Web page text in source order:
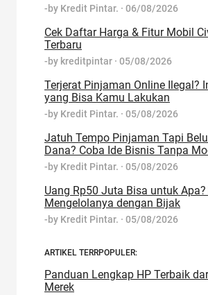
-by Kredit Pintar. · 06/08/2026
Cek Daftar Harga & Fitur Mobil
Terbaru
-by kreditpintar · 05/08/2026
Terjerat Pinjaman Online Ilegal?
yang Bisa Kamu Lakukan
-by Kredit Pintar. · 05/08/2026
Jatuh Tempo Pinjaman Tapi
Dana? Coba Ide Bisnis Tanpa
-by Kredit Pintar. · 05/08/2026
Uang Rp50 Juta Bisa untuk Apa?
Mengelolanya dengan Bijak
-by Kredit Pintar. · 05/08/2026
ARTIKEL TERRPOPULER:
Panduan Lengkap HP Terbaik
Merek